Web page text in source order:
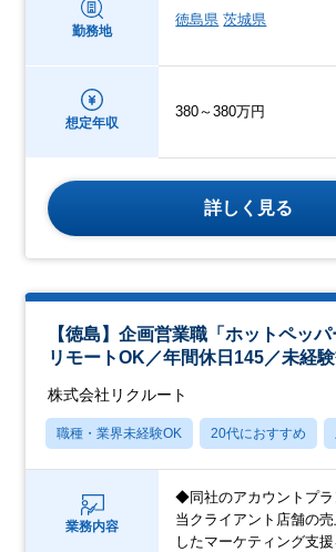
勤務地
徳島県 茨城県
想定年収
380～380万円
詳しく見る
【徳島】企画営業職「ホットペッ
リモートOK／年間休日145／未経
株式会社リクルート
職種・業界未経験OK 20代におすすめ
業務内容
◆同社のアカウントプラ
当クライアント店舗の
したマーケティング支